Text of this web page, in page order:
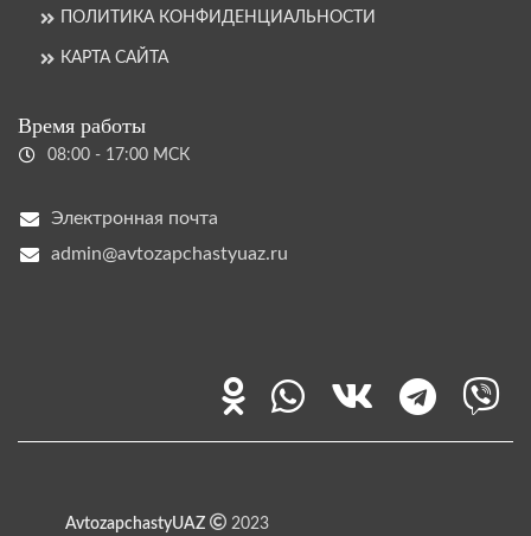
ПОЛИТИКА КОНФИДЕНЦИАЛЬНОСТИ
КАРТА САЙТА
Время работы
08:00 - 17:00 МСК
Электронная почта
admin@avtozapchastyuaz.ru
AvtozapchastyUAZ 2023